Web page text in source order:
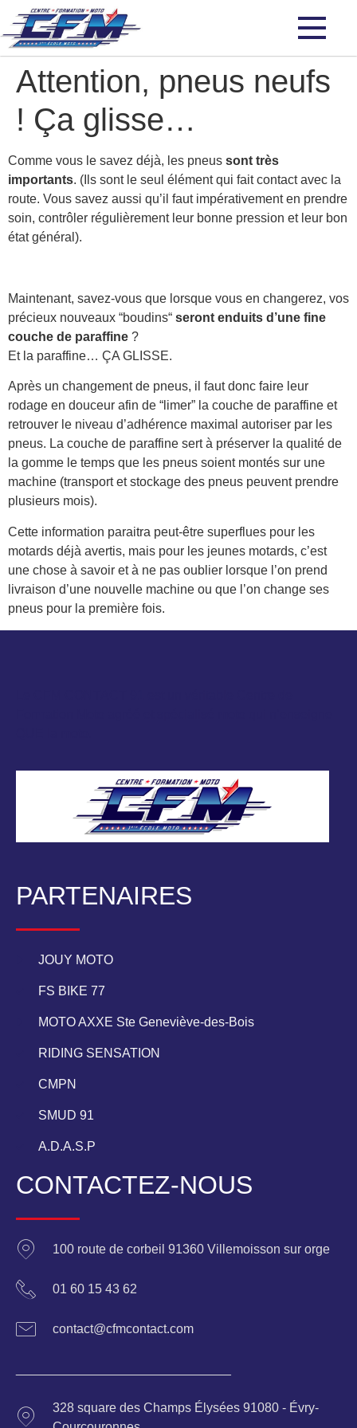
Attention, pneus neufs
! Ça glisse…
Comme vous le savez déjà, les pneus sont très
importants. (Ils sont le seul élément qui fait contact avec la
route. Vous savez aussi qu’il faut impérativement en prendre
soin, contrôler régulièrement leur bonne pression et leur bon
état général).
Maintenant, savez-vous que lorsque vous en changerez, vos
précieux nouveaux “boudins“ seront enduits d’une fine
couche de paraffine ?
Et la paraffine… ÇA GLISSE.
Après un changement de pneus, il faut donc faire leur
rodage en douceur afin de “limer” la couche de paraffine et
retrouver le niveau d’adhérence maximal autoriser par les
pneus. La couche de paraffine sert à préserver la qualité de
la gomme le temps que les pneus soient montés sur une
machine (transport et stockage des pneus peuvent prendre
plusieurs mois).
Cette information paraitra peut-être superflues pour les
motards déjà avertis, mais pour les jeunes motards, c’est
une chose à savoir et à ne pas oublier lorsque l’on prend
livraison d’une nouvelle machine ou que l’on change ses
pneus pour la première fois.
PARTENAIRES
JOUY MOTO
FS BIKE 77
MOTO AXXE Ste Geneviève-des-Bois
RIDING SENSATION
CMPN
SMUD 91
A.D.A.S.P
CONTACTEZ-NOUS
100 route de corbeil 91360 Villemoisson sur orge
01 60 15 43 62
contact@cfmcontact.com
328 square des Champs Élysées 91080 - Évry-